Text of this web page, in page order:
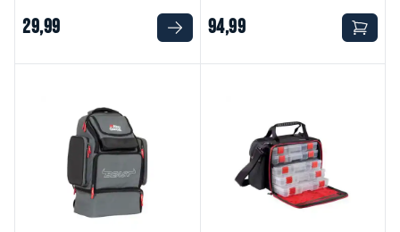
29,99 94,99